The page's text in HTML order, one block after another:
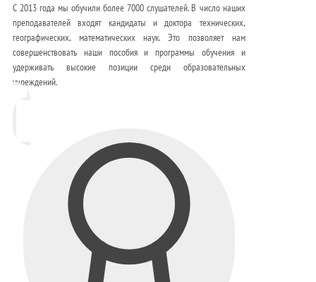
С 2013 года мы обучили более 7000 слушателей. В число наших
преподавателей входят кандидаты и доктора технических,
географических, математических наук. Это позволяет нам
совершенствовать наши пособия и программы обучения и
удерживать высокие позиции среди образовательных
учреждений.